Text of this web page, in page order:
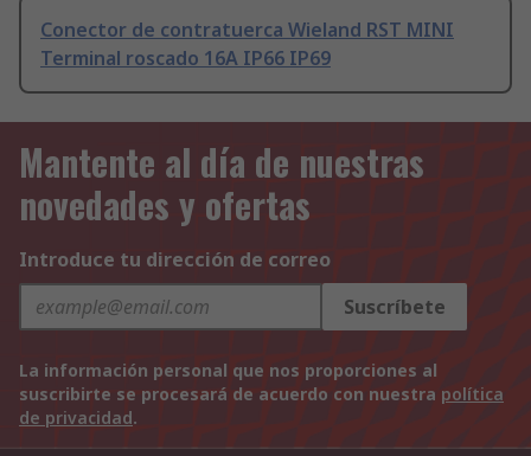
Conector de contratuerca Wieland RST MINI
Terminal roscado 16A IP66 IP69
Mantente al día de nuestras
novedades y ofertas
Introduce tu dirección de correo
Suscríbete
La información personal que nos proporciones al
suscribirte se procesará de acuerdo con nuestra política
de privacidad.